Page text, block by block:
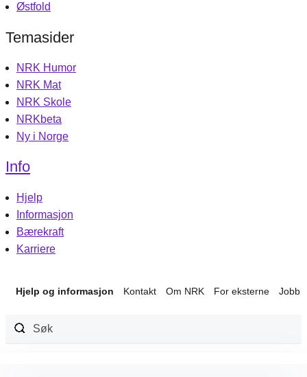
Østfold
Temasider
NRK Humor
NRK Mat
NRK Skole
NRKbeta
Ny i Norge
Info
Hjelp
Informasjon
Bærekraft
Karriere
Hjelp og informasjon Kontakt Om NRK For eksterne Jobb